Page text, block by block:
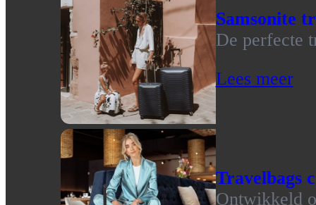
Samsonite
De perfecte
Lees meer
Travelbags
Ontwikkeld